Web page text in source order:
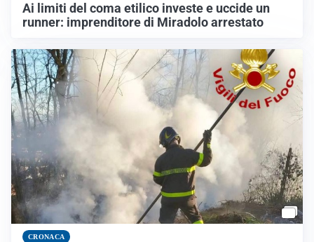
Ai limiti del coma etilico investe e uccide un
runner: imprenditore di Miradolo arrestato
CRONACA